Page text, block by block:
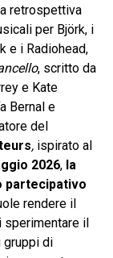
retrospettiva
per Björk, i
e i Radiohead,
, scritto da
e Kate
Bernal e
del
, ispirato al
2026, la
partecipativo
rendere il
sperimentare il
gruppi di